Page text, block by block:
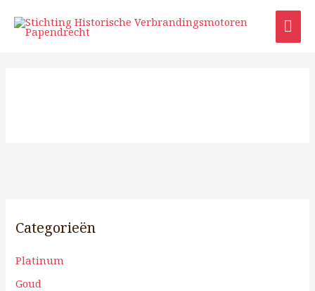
naar
Categorieën
Platinum
Goud